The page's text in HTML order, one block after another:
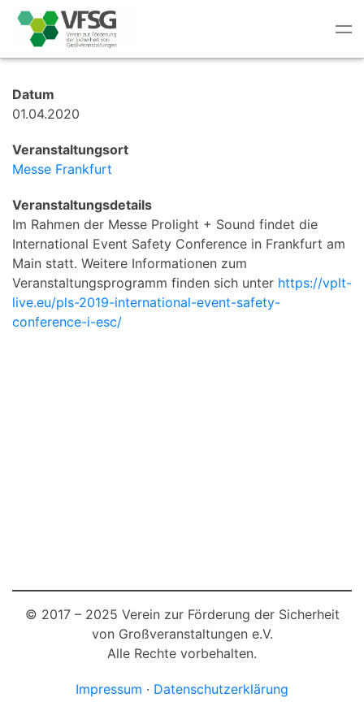
Datum
01.04.2020
Veranstaltungsort
Messe Frankfurt
Veranstaltungsdetails
Im Rahmen der Messe Prolight + Sound findet die
International Event Safety Conference in Frankfurt am
Main statt. Weitere Informationen zum
Veranstaltungsprogramm finden sich unter https://vplt-
live.eu/pls-2019-international-event-safety-
conference-i-esc/
© 2017 – 2025 Verein zur Förderung der Sicherheit
von Großveranstaltungen e.V.
Alle Rechte vorbehalten.
Impressum · Datenschutzerklärung